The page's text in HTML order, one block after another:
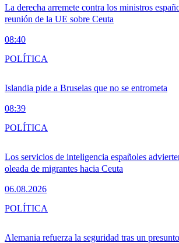
La derecha arremete contra los ministros
reunión de la UE sobre Ceuta
08:40
Islandia pide a Bruselas que no se entrometa
08:39
POLÍTICA
Los servicios de inteligencia españoles
oleada de migrantes hacia Ceuta
06.08.2026
POLÍTICA
Alemania refuerza la seguridad tras un
POLÍTICA